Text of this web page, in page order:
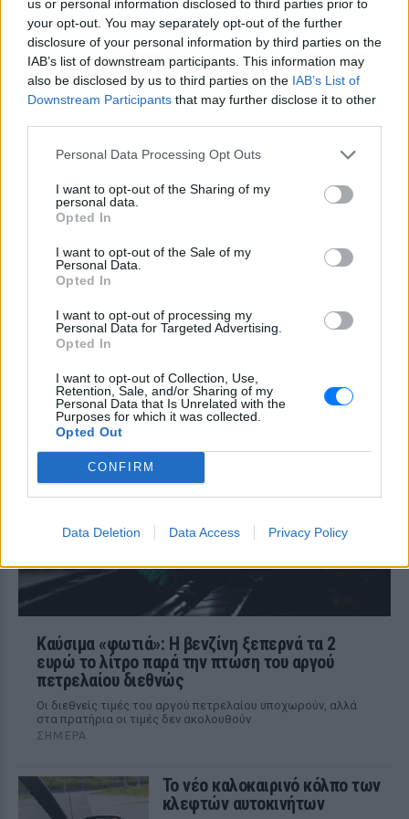
us or personal information disclosed to third parties prior to
your opt-out. You may separately opt-out of the further
disclosure of your personal information by third parties on the
IAB’s list of downstream participants. This information may
also be disclosed by us to third parties on the IAB’s List of
Downstream Participants that may further disclose it to other
Personal Data Processing Opt Outs
I want to opt-out of the Sharing of my
personal data.
Opted In
I want to opt-out of the Sale of my
Personal Data.
Opted In
I want to opt-out of processing my
Personal Data for Targeted Advertising.
Opted In
I want to opt-out of Collection, Use,
Retention, Sale, and/or Sharing of my
Personal Data that Is Unrelated with the
Purposes for which it was collected.
Opted Out
CONFIRM
Data Deletion Data Access Privacy Policy
ΣΉΜΕΡΑ
Βίντεο που φέρεται να δείχνει βίαιη
μεταφορά άνδρα για στρατιωτική
επιστράτευση στην Ουκρανία
επαναφέρει τη συζήτηση για το λεγόμενο
«busification».
για επιστράτευση ‑ Τι είναι το
ΣΉΜΕΡΑ
επιστράτευση στην Ουκρανία
επαναφέρει τη συζήτηση για το λεγόμενο
Πάρο: 4χρονος έχασε τη ζωή
του σε πισίνα beach bar –
ΣΉΜΕΡΑ
Ο ιδιοκτήτης του beach bar και οι γονείς
βρισκόταν κοντά στο παιδί εκείνη την
Καύσιμα «φωτιά»: Η βενζίνη ξεπερνά τα 2
ευρώ το λίτρο παρά την πτώση του αργού
πετρελαίου διεθνώς
Οι διεθνείς τιμές του αργού πετρελαίου υποχωρούν, αλλά
στα πρατήρια οι τιμές δεν ακολουθούν
ΣΉΜΕΡΑ
Το νέο καλοκαιρινό κόλπο των
κλεφτών αυτοκινήτων